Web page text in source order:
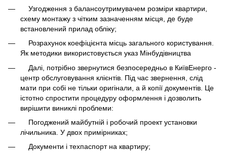
Узгодження з балансоутримувачем розміри квартири,
схему монтажу з чітким зазначенням місця, де буде
встановлений прилад обліку;
Розрахунок коефіцієнта місць загального користування.
Як методики використовується указ Мінбудівництва
Далі, потрібно звернутися безпосередньо в КиївЕнерго -
центр обслуговування клієнтів. Під час звернення, слід
мати при собі не тільки оригінали, а й копії документів. Це
істотно спростити процедуру оформлення і дозволить
вирішити виниклі проблеми:
Погоджений майбутній і робочий проект установки
лічильника. У двох примірниках;
Документи і техпаспорт на квартиру;